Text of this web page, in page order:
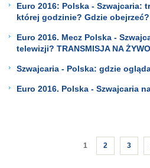
Euro 2016: Polska - Szwajcaria:
której godzinie? Gdzie
Euro 2016. Mecz Polska -
telewizji? TRANSMISJA NA
Szwajcaria - Polska: gdzie
Euro 2016. Polska - Szwajcaria
1 2 3